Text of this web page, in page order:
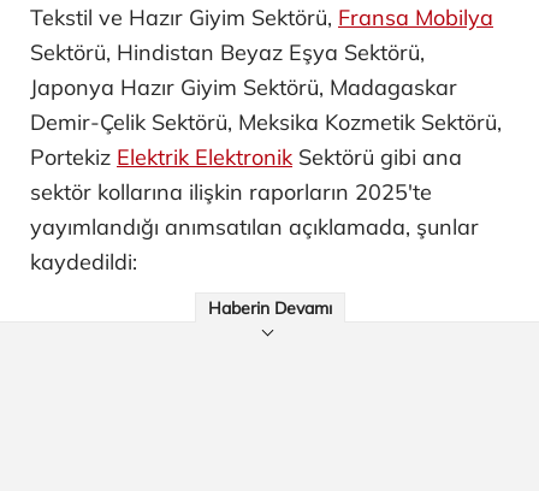
Tekstil ve Hazır Giyim Sektörü, Fransa Mobilya
Sektörü, Hindistan Beyaz Eşya Sektörü,
Japonya Hazır Giyim Sektörü, Madagaskar
Demir-Çelik Sektörü, Meksika Kozmetik Sektörü,
Portekiz Elektrik Elektronik Sektörü gibi ana
sektör kollarına ilişkin raporların 2025'te
yayımlandığı anımsatılan açıklamada, şunlar
kaydedildi:
Haberin Devamı